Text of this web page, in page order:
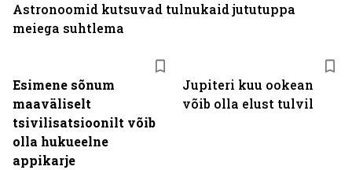
Esimene sõnum
maaväliselt
tsivilisatsioonilt võib
olla hukueelne
appikarje
Jupiteri kuu ookean
võib olla elust tulvil
Astronoomid kutsuvad tulnukaid jututuppa
meiega suhtlema